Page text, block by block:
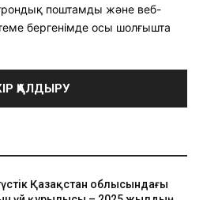
поштамды және веб-
бергенімде осы шолғышта
Қазақстан облысындағы